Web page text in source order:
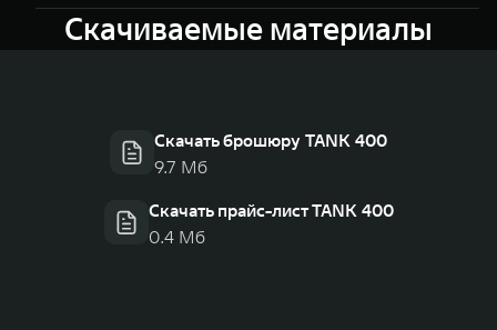
Скачиваемые материалы
Скачать брошюру TANK 400
9.7 Мб
Скачать прайс-лист TANK 400
0.4 Мб